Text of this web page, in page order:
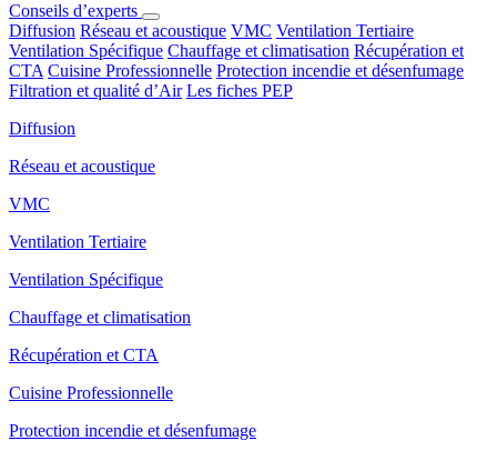
Conseils d’experts
Diffusion Réseau et acoustique VMC Ventilation Tertiaire
Ventilation Spécifique Chauffage et climatisation Récupération et
CTA Cuisine Professionnelle Protection incendie et désenfumage
Filtration et qualité d’Air Les fiches PEP
Diffusion
Réseau et acoustique
VMC
Ventilation Tertiaire
Ventilation Spécifique
Chauffage et climatisation
Récupération et CTA
Cuisine Professionnelle
Protection incendie et désenfumage